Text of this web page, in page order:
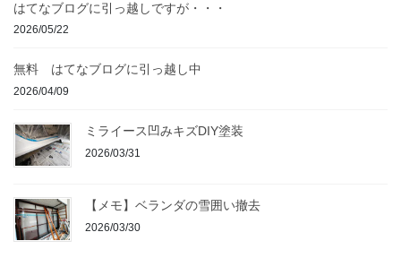
はてなブログに引っ越しですが・・・
2026/05/22
無料 はてなブログに引っ越し中
2026/04/09
ミライース凹みキズDIY塗装
2026/03/31
【メモ】ベランダの雪囲い撤去
2026/03/30